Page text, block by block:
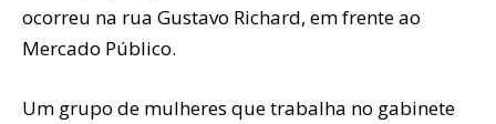
ocorreu na rua Gustavo Richard, em frente ao
Mercado Público.
Um grupo de mulheres que trabalha no gabinete